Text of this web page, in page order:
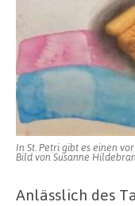
In St. Petri gibt es einen
Bild von Susanne
Anlässlich des